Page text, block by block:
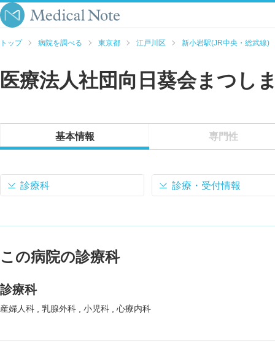
トップ 病院を調べる 東京都 江戸川区 新小岩駅(JR中央・総武線)
医療法人社団向日葵会まつし
基本情報 専門性
診療科 診療・受付情報
この病院の診療科
診療科
産婦人科 乳腺外科 小児科 心療内科